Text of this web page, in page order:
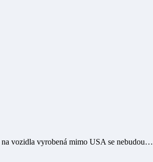
na vozidla vyrobená mimo USA se nebudou…